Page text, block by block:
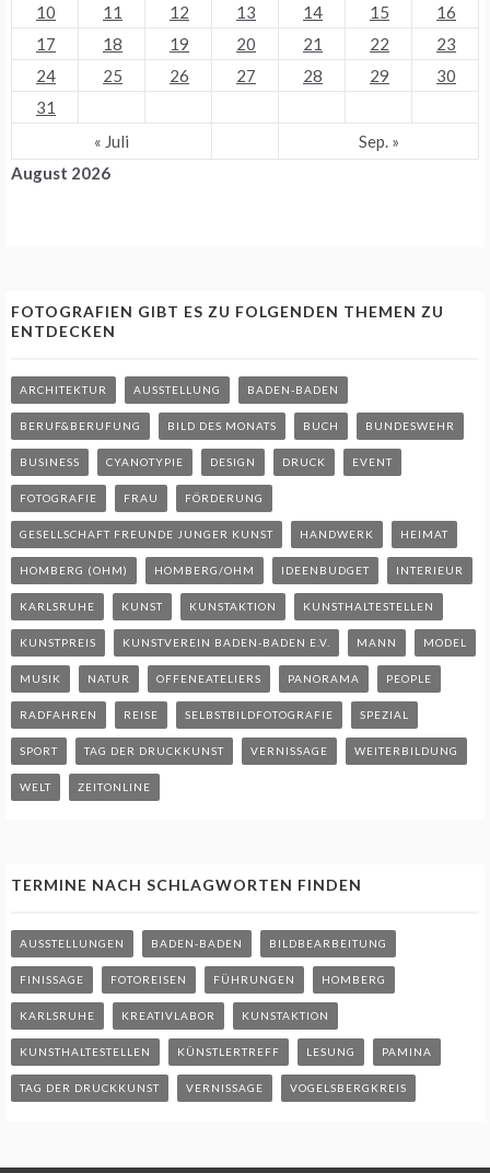
August 2026
10
11 12 13 14 15
16
17
18 19 20 21 22
23
24
25 26 27 28 29
30
31
« Juli
Sep. »
FOTOGRAFIEN GIBT ES ZU FOLGENDEN THEMEN ZU
ENTDECKEN
ARCHITEKTUR AUSSTELLUNG BADEN-BADEN
BERUF&BERUFUNG BILD DES MONATS BUCH BUNDESWEHR
BUSINESS CYANOTYPIE DESIGN DRUCK EVENT
FOTOGRAFIE FRAU FÖRDERUNG
GESELLSCHAFT FREUNDE JUNGER KUNST HANDWERK HEIMAT
HOMBERG (OHM) HOMBERG/OHM IDEENBUDGET INTERIEUR
KARLSRUHE KUNST KUNSTAKTION KUNSTHALTESTELLEN
KUNSTPREIS KUNSTVEREIN BADEN-BADEN E.V. MANN MODEL
MUSIK NATUR OFFENEATELIERS PANORAMA PEOPLE
RADFAHREN REISE SELBSTBILDFOTOGRAFIE SPEZIAL
SPORT TAG DER DRUCKKUNST VERNISSAGE WEITERBILDUNG
WELT ZEITONLINE
TERMINE NACH SCHLAGWORTEN FINDEN
AUSSTELLUNGEN BADEN-BADEN BILDBEARBEITUNG
FINISSAGE FOTOREISEN FÜHRUNGEN HOMBERG
KARLSRUHE KREATIVLABOR KUNSTAKTION
KUNSTHALTESTELLEN KÜNSTLERTREFF LESUNG PAMINA
TAG DER DRUCKKUNST VERNISSAGE VOGELSBERGKREIS